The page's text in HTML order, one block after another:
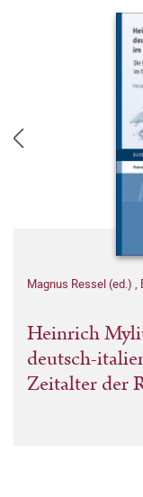
Magnus Ressel (ed.) ,
Heinrich
deutsch-
Zeitalter der